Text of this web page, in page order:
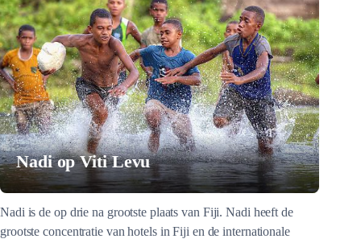
Nadi op Viti Levu
Nadi is de op drie na grootste plaats van Fiji. Nadi heeft de
grootste concentratie van hotels in Fiji en de internationale